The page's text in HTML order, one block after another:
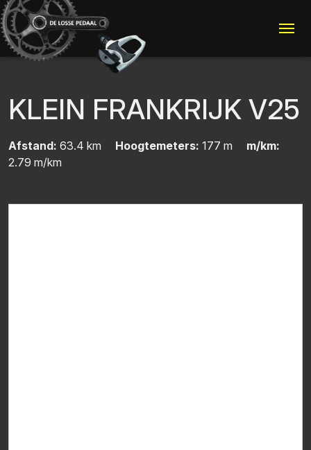
KLEIN FRANKRIJK V25
Afstand: 63.4 km Hoogtemeters: 177 m
m/km:
2.79 m/km